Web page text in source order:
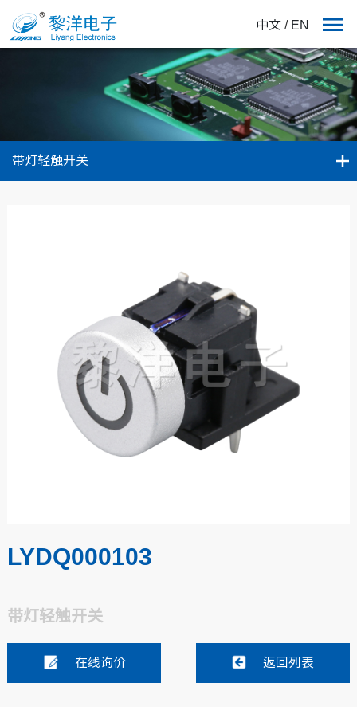
中文 / EN
带灯轻触开关
LYDQ000103
带灯轻触开关
在线询价 返回列表